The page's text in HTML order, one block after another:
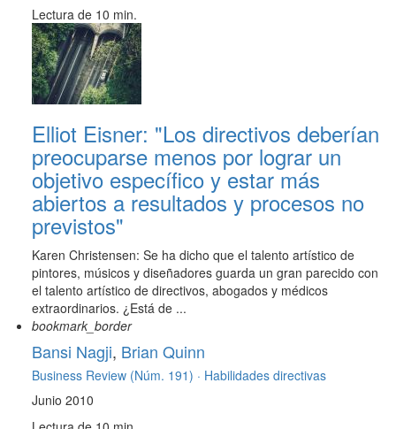
Lectura de 10 min.
Elliot Eisner: "Los directivos deberían
preocuparse menos por lograr un
objetivo específico y estar más
abiertos a resultados y procesos no
previstos"
Karen Christensen: Se ha dicho que el talento artístico de
pintores, músicos y diseñadores guarda un gran parecido con
el talento artístico de directivos, abogados y médicos
extraordinarios. ¿Está de ...
bookmark_border
Bansi Nagji, Brian Quinn
Business Review (Núm. 191) · Habilidades directivas
Junio 2010